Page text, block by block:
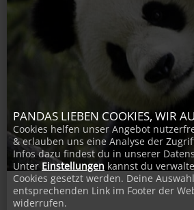
PANDAS LIEBEN COOKIES, WIR
Cookies helfen unser Angebot
& erlauben uns eine Analyse der
Infos dazu findest du in unserer
Unter Einstellungen kannst du
Cookies gesetzt werden. Deine
entsprechenden Link im Footer der
widerrufen.